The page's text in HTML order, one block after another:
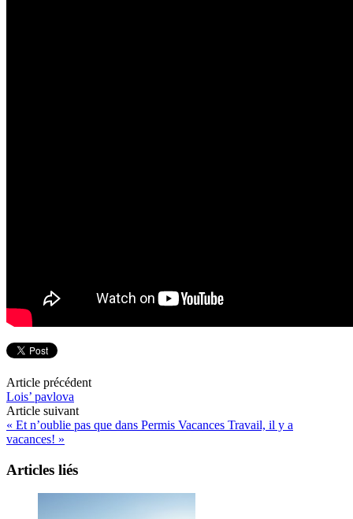
Article précédent
Lois’ pavlova
Article suivant
« Et n’oublie pas que dans Permis Vacances Travail, il y a
vacances! »
Articles liés